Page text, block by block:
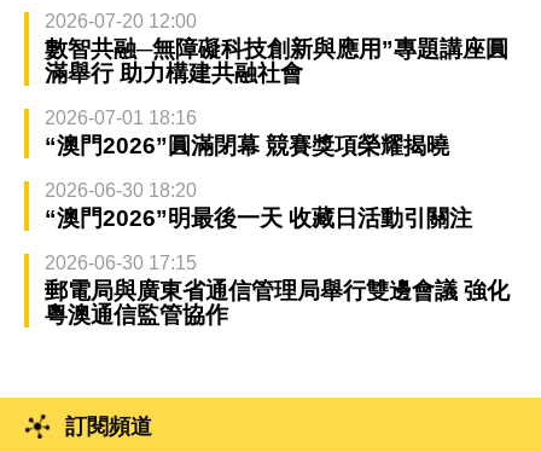
2026-07-20 12:00
數智共融─無障礙科技創新與應用”專題講座圓
滿舉行 助力構建共融社會
2026-07-01 18:16
“澳門2026”圓滿閉幕 競賽獎項榮耀揭曉
2026-06-30 18:20
“澳門2026”明最後一天 收藏日活動引關注
2026-06-30 17:15
郵電局與廣東省通信管理局舉行雙邊會議 強化
粵澳通信監管協作
訂閱頻道